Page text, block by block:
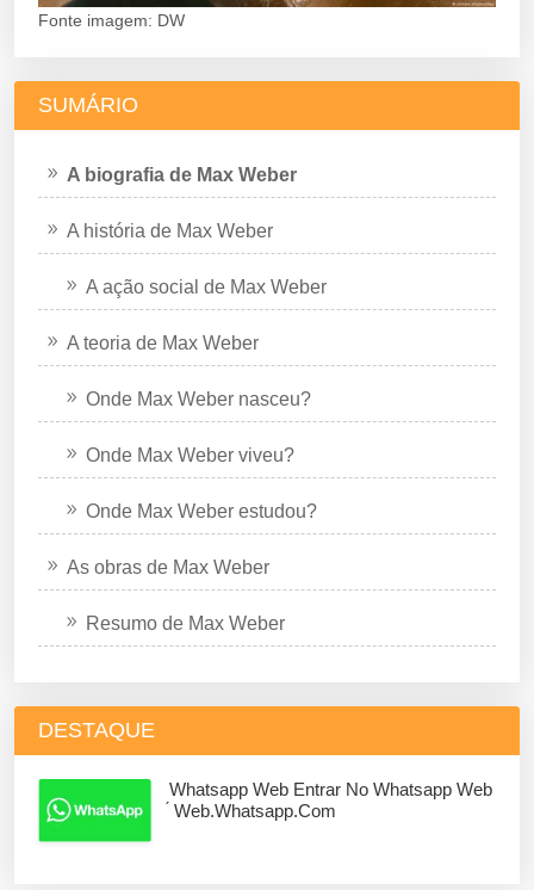
Fonte imagem: DW
SUMÁRIO
A biografia de Max Weber
A história de Max Weber
A ação social de Max Weber
A teoria de Max Weber
Onde Max Weber nasceu?
Onde Max Weber viveu?
Onde Max Weber estudou?
As obras de Max Weber
Resumo de Max Weber
DESTAQUE
Whatsapp Web Entrar No Whatsapp Web
́ Web.whatsapp.com